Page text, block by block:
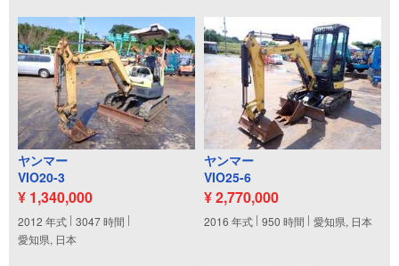
ヤンマー
VIO20-3
¥ 1,340,000
2012 年式 3047時間
愛知県, 日本
ヤンマー
VIO25-6
¥ 2,770,000
2016 年式 950 時間 愛知県, 日本